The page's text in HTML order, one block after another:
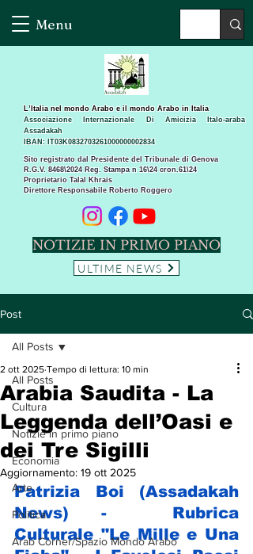
Menu
Sito registrato dal Presidente del Tribunale di Genova
R.G.V. 8468\2024 Reg. Stampa n 16\24 cron.61\24 ​
Proprietario Talal Khrais
Direttore Responsabile Roberto Roggero
L’Italia nel mondo Arabo e il mondo Arabo in Italia
Associazione Internazionale Di Amicizia Italo-araba
Assadakah
IBAN: IT03K0832703261000000002834
NOTIZIE IN PRIMO PIANO
ULTIME NEWS
Post
All Posts
Cultura
Notizie in primo piano
Economia
Arte
Politica
Arab Corner/Spazio Mondo Arabo
All Posts
Arabia Saudita - La
Leggenda dell’Oasi e
dei Tre Sigilli
2 ott 2025 Tempo di lettura: 10 min
Aggiornamento: 19 ott 2025
Patrizia Boi (Assadakah
News)
-
Rubrica
Culturale "Le Mille e Una